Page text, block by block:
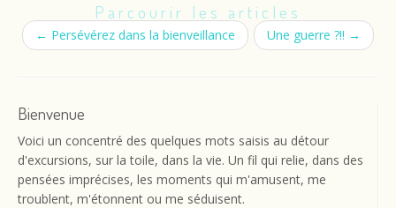
Parcourir les articles
← Persévérez dans la bienveillance Une guerre ?!! →
Bienvenue
Voici un concentré des quelques mots saisis au détour
d'excursions, sur la toile, dans la vie. Un fil qui relie, dans des
pensées imprécises, les moments qui m'amusent, me
troublent, m'étonnent ou me séduisent.